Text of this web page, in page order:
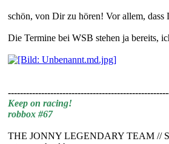
schön, von Dir zu hören! Vor allem, dass
Die Termine bei WSB stehen ja bereits,
Keep on racing!
robbox #67
THE JONNY LEGENDARY TEAM //